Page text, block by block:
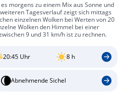
morgens zu einem Mix aus Sonne und
Tagesverlauf zeigt sich mittags
einzelnen Wolken bei Werten von 20
Wolken den Himmel bei einer
9 und 31 km/h ist zu rechnen.
20:45 Uhr 8 h
Abnehmende Sichel